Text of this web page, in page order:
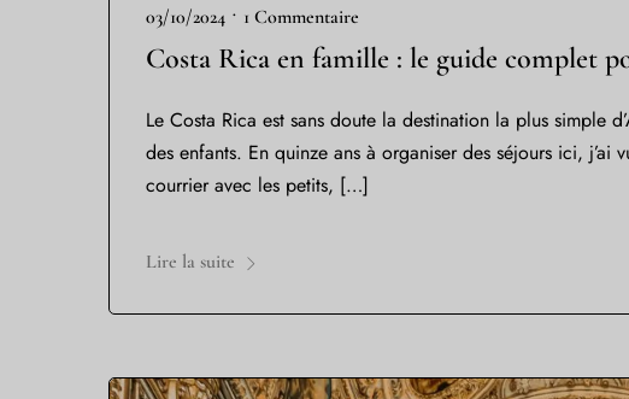
03/10/2024 • 1 Commentaire
Costa Rica en famille : le guide complet
Le Costa Rica est sans doute la destination la plus simple
des enfants. En quinze ans à organiser des séjours ici,
courrier avec les petits, […]
Lire la suite